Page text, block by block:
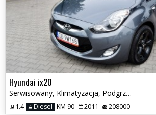
Hyundai ix20
Serwisowany, Klimatyzacja, Podgrzewane fotele
1.4 Diesel KM 90 2011 208000